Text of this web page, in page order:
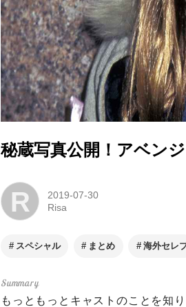
秘蔵写真公開！アベン
R
2019-07-30
Risa
スペシャル まとめ 海外セレ
もっともっとキャストのことを知